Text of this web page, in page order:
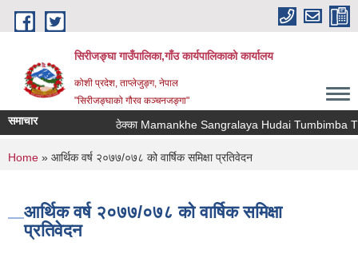
Skip to main content
सिरीजङ्घा गाउँपालिका,गाँउ कार्यपालिकाको कार्यालय
कोशी प्रदेश, ताप्लेजुङ्ग, नेपाल
"सिरीजङ्घाको गौरव कञ्चनजङ्गा"
समाचार ठेक्का Mamankhe Sangralaya Hudai Tumbimba
You are here
Home » आर्थिक वर्ष २०७७/०७८ को वार्षिक समिक्षा प्रतिवेदन
आर्थिक वर्ष २०७७/०७८ को वार्षिक समिक्षा
प्रतिवेदन